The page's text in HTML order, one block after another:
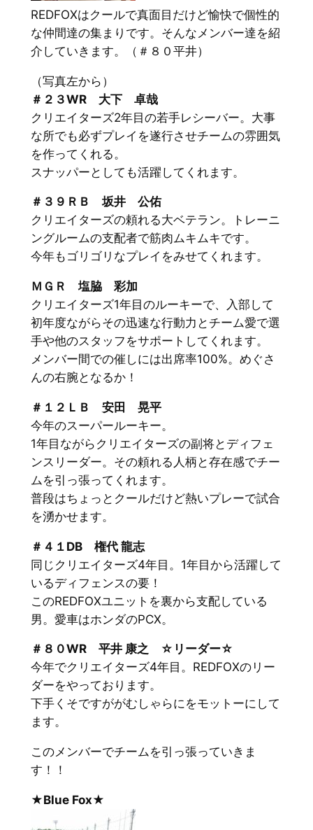
REDFOXはクールで真面目だけど愉快で個性的
な仲間達の集まりです。そんなメンバー達を紹
介していきます。（＃８０平井）
（写真左から）
＃２３WR 大下 卓哉
クリエイターズ2年目の若手レシーバー。大事
な所でも必ずプレイを遂行させチームの雰囲気
を作ってくれる。
スナッパーとしても活躍してくれます。
＃３９ＲＢ 坂井 公佑
クリエイターズの頼れる大ベテラン。トレーニ
ングルームの支配者で筋肉ムキムキです。
今年もゴリゴリなプレイをみせてくれます。
ＭＧＲ 塩脇 彩加
クリエイターズ1年目のルーキーで、入部して
初年度ながらその迅速な行動力とチーム愛で選
手や他のスタッフをサポートしてくれます。
メンバー間での催しには出席率100%。めぐさ
んの右腕となるか！
＃１２ＬＢ 安田 晃平
今年のスーパールーキー。
1年目ながらクリエイターズの副将とディフェ
ンスリーダー。その頼れる人柄と存在感でチー
ムを引っ張ってくれます。
普段はちょっとクールだけど熱いプレーで試合
を湧かせます。
＃４１DB 権代 龍志
同じクリエイターズ4年目。1年目から活躍して
いるディフェンスの要！
このREDFOXユニットを裏から支配している
男。愛車はホンダのPCX。
＃８０WR 平井 康之
☆リーダー☆
今年でクリエイターズ4年目。REDFOXのリー
ダーをやっております。
下手くそですががむしゃらにをモットーにして
ます。
このメンバーでチームを引っ張っていきま
す！！
★Blue Fox★